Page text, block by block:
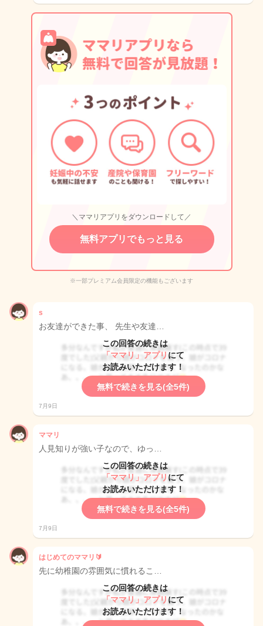
＼ママリアプリをダウンロードして／
無料アプリでもっと見る
※一部プレミアム会員限定の機能もございます
s
お友達ができた事、 先生や友達…
この回答の続きは
「ママリ」アプリ にて
お読みいただけます！
無料で続きを見る(全5件)
7月9日
ママリ
人見知りが強い子なので、ゆっ…
この回答の続きは
「ママリ」アプリ にて
お読みいただけます！
無料で続きを見る(全5件)
7月9日
はじめてのママリ🔰
先に幼稚園の雰囲気に慣れるこ…
この回答の続きは
「ママリ」アプリ にて
お読みいただけます！